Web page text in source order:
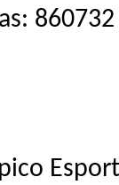
860732